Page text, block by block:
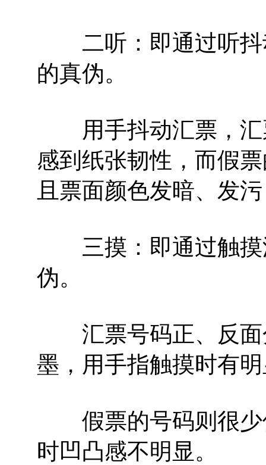
二听：即通过听抖
的真伪。
用手抖动汇票，汇
感到纸张韧性，而假
且票面颜色发暗、发
三摸：即通过触摸
伪。
汇票号码正、反面
墨，用手指触摸时有
假票的号码则很少
时凹凸感不明显。